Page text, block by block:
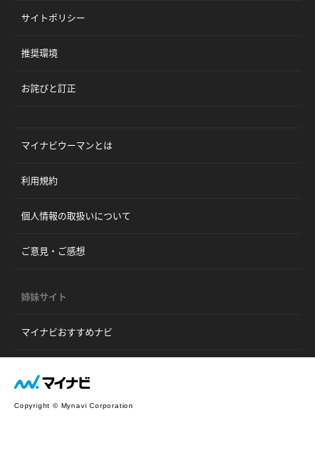
サイトポリシー
推奨環境
お詫びと訂正
マイナビウーマンとは
利用規約
個人情報の取扱いについて
ご意見・ご感想
姉妹サイト
マイナビおすすめナビ
Copyright © Mynavi Corporation